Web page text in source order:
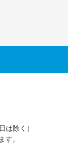
除く）
。